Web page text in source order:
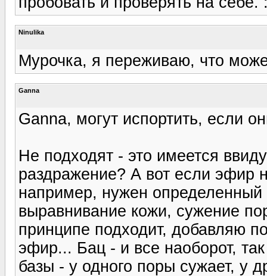
Ninulika
Мурочка, я переживаю, что
Ganna
Ganna, могут испортить, если
Не подходят - это имеется
раздражение? А вот если эфир
например, нужен
выравнивание кожи, сужение
принципе подходит, добавляю
эфир... Бац - и все наоборот,
базы - у одного поры сужает, у